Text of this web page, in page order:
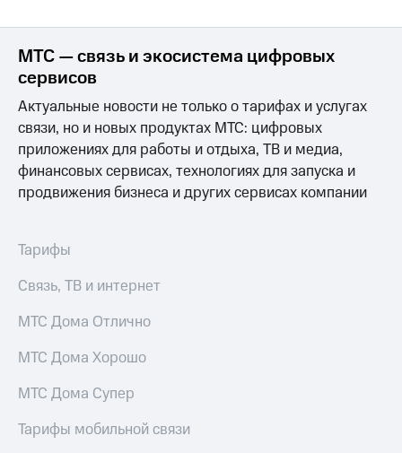
погашении
облигаций
Другое
Регистратор
Реквизиты
Контакты
развитие
деловая этика
На главную
МТС — связь и экосистема цифровых
сервисов
Актуальные новости не только о тарифах и услугах
связи, но и новых продуктах МТС: цифровых
приложениях для работы и отдыха, ТВ и медиа,
финансовых сервисах, технологиях для запуска и
продвижения бизнеса и других сервисах компании
Тарифы
Связь, ТВ и интернет
МТС Дома Отлично
МТС Дома Хорошо
МТС Дома Супер
Тарифы мобильной связи